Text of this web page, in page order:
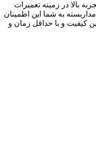
بالا در زمینه تعمیرات
به شما این اطمینان
کیفیت و با حداقل زمان و